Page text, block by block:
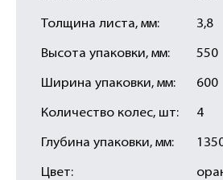
Толщина листа, мм: 3,8
Высота упаковки, мм: 550
Ширина упаковки, мм: 600
Количество колес, шт: 4
Глубина упаковки, мм:
Цвет: